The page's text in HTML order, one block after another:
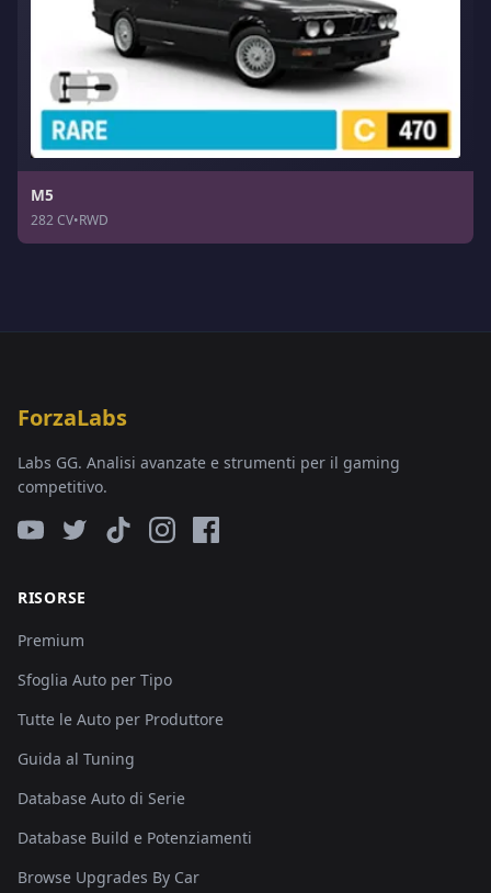
M5
282 CV•RWD
ForzaLabs
Labs GG. Analisi avanzate e strumenti per il gaming
competitivo.
RISORSE
Premium
Sfoglia Auto per Tipo
Tutte le Auto per Produttore
Guida al Tuning
Database Auto di Serie
Database Build e Potenziamenti
Browse Upgrades By Car